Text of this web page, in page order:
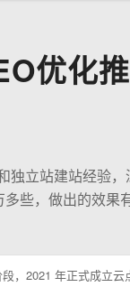
优化
立站建站经验
些，做出的效果
，2021 年正式成立